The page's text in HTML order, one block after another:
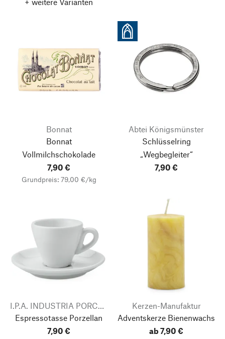
Bonnat
Bonnat
Vollmilchschokolade
7,90 €
Grundpreis: 79,00 €/kg
Abtei Königsmünster
Schlüsselring
„Wegbegleiter“
7,90 €
I.P.A. INDUSTRIA PORCELLANE
Espressotasse Porzellan
7,90 €
Kerzen-Manufaktur
Adventskerze Bienenwachs
ab 7,90 €